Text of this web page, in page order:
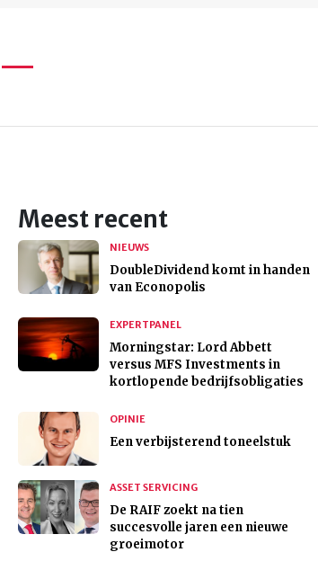
Meest recent
NIEUWS
DoubleDividend komt in handen
van Econopolis
EXPERTPANEL
Morningstar: Lord Abbett
versus MFS Investments in
kortlopende bedrijfsobligaties
OPINIE
Een verbijsterend toneelstuk
ASSET SERVICING
De RAIF zoekt na tien
succesvolle jaren een nieuwe
groeimotor